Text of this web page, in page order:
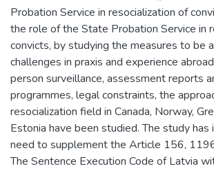
Probation Service in resocialization of
the role of the State Probation Service in
convicts, by studying the measures to be
challenges in praxis and experience
person surveillance, assessment reports
programmes, legal constraints, the
resocialization field in Canada, Norway,
Estonia have been studied. The study
need to supplement the Article 156,
The Sentence Execution Code of Latvia